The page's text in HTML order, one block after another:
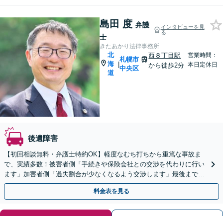
島田 度 弁護
士
インタビューを見
る
きたあかり法律事務所
北
海
道
|
札幌市
中央区
西８丁目駅
から徒歩2分
営業時間：
本日定休日
後遺障害
【初回相談無料・弁護士特約OK】軽度なむち打ちから重篤な事故ま
で、実績多数！被害者側「手続きや保険会社との交渉を代わりに行い
ます」加害者側「過失割合が少なくなるよう交渉します」最後まで諦
めず闘います【休日・夜間相談可】【西11丁目駅5分】
料金表を見る